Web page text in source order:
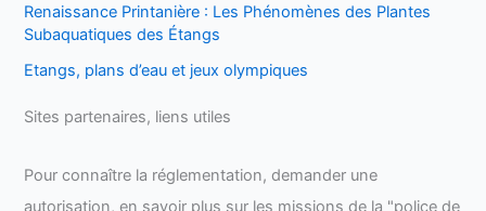
Renaissance Printanière : Les Phénomènes des Plantes
Subaquatiques des Étangs
Etangs, plans d’eau et jeux olympiques
Sites partenaires, liens utiles
Pour connaître la réglementation, demander une